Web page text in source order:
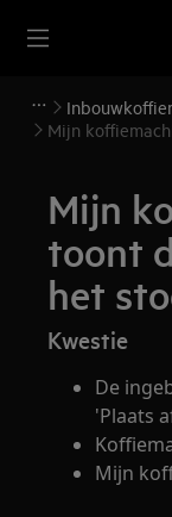
Mijn
Mijn
toont
het
Kwestie
De
'Plaats
Mijn